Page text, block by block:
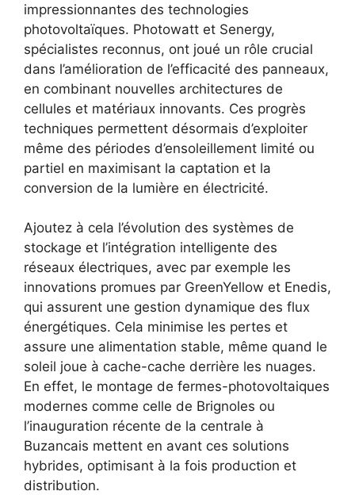
impressionnantes des technologies
photovoltaïques. Photowatt et Senergy,
spécialistes reconnus, ont joué un rôle crucial
dans l’amélioration de l’efficacité des panneaux,
en combinant nouvelles architectures de
cellules et matériaux innovants. Ces progrès
techniques permettent désormais d’exploiter
même des périodes d’ensoleillement limité ou
partiel en maximisant la captation et la
conversion de la lumière en électricité.
Ajoutez à cela l’évolution des systèmes de
stockage et l’intégration intelligente des
réseaux électriques, avec par exemple les
innovations promues par GreenYellow et Enedis,
qui assurent une gestion dynamique des flux
énergétiques. Cela minimise les pertes et
assure une alimentation stable, même quand le
soleil joue à cache-cache derrière les nuages.
En effet, le montage de fermes-photovoltaiques
modernes comme celle de Brignoles ou
l’inauguration récente de la centrale à
Buzancais mettent en avant ces solutions
hybrides, optimisant à la fois production et
distribution.